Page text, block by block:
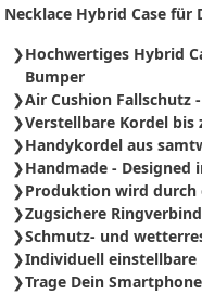
Necklace Hybrid Case für
Hochwertiges Hybrid
Bumper
Air Cushion Fallschutz
Verstellbare Kordel bis
Handykordel aus
Handmade - Designed
Produktion wird
Zugsichere
Schmutz- und
Individuell einstellbare
Trage Dein